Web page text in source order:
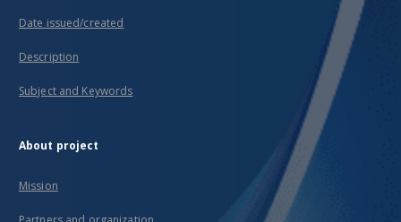
Date issued/created
Description
Subject and Keywords
About project
Mission